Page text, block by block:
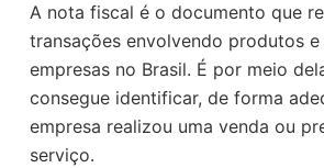
A nota fiscal é o documento que
transações envolvendo produtos
empresas no Brasil. É por meio
consegue identificar, de forma
empresa realizou uma venda ou
serviço.